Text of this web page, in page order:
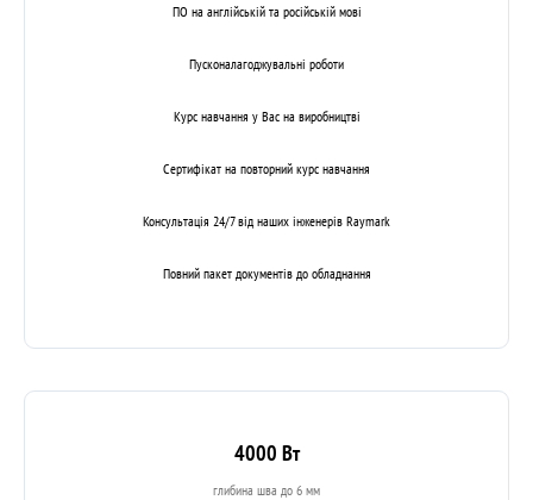
ПО на англійській та російській мові
Пусконалагоджувальні роботи
Курс навчання у Вас на виробництві
Сертифікат на повторний курс навчання
Консультація 24/7 від наших інженерів Raymark
Повний пакет документів до обладнання
4000 Вт
глибина шва до 6 мм